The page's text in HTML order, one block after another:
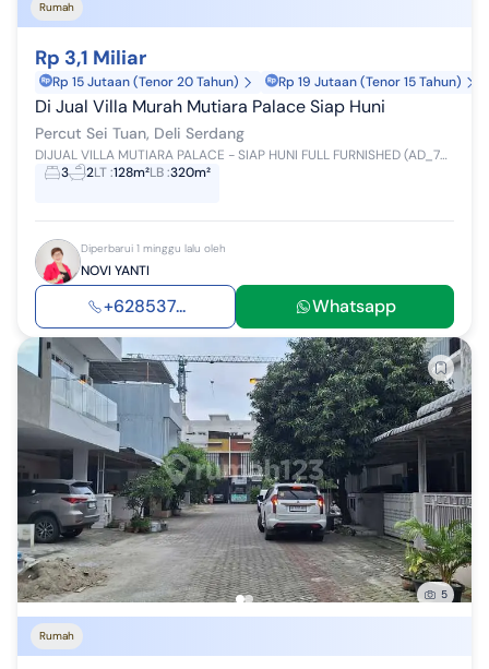
Rumah
Rp 3,1 Miliar
Rp 15 Jutaan (Tenor 20 Tahun) Rp 19 Jutaan (Tenor 15 Tahun)
Di Jual Villa Murah Mutiara Palace Siap Huni
Percut Sei Tuan, Deli Serdang
DIJUAL VILLA MUTIARA PALACE - SIAP HUNI FULL FURNISHED (AD_72) Villa 2,5 tingkat di kawasan Mutiara Palace, lingkungan nyaman dan eksklusif. Kondis...
3
2LT:128m²LB:320m²
Diperbarui 1 minggu lalu oleh
NOVI YANTI
+628537... Whatsapp
5
Rumah